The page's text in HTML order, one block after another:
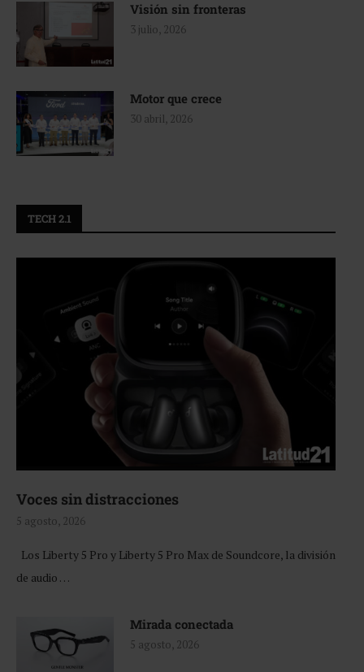
Visión sin fronteras
3 julio, 2026
Motor que crece
30 abril, 2026
TECH 2.1
Voces sin distracciones
5 agosto, 2026
Los Liberty 5 Pro y Liberty 5 Pro Max de Soundcore, la división
de audio …
Mirada conectada
5 agosto, 2026